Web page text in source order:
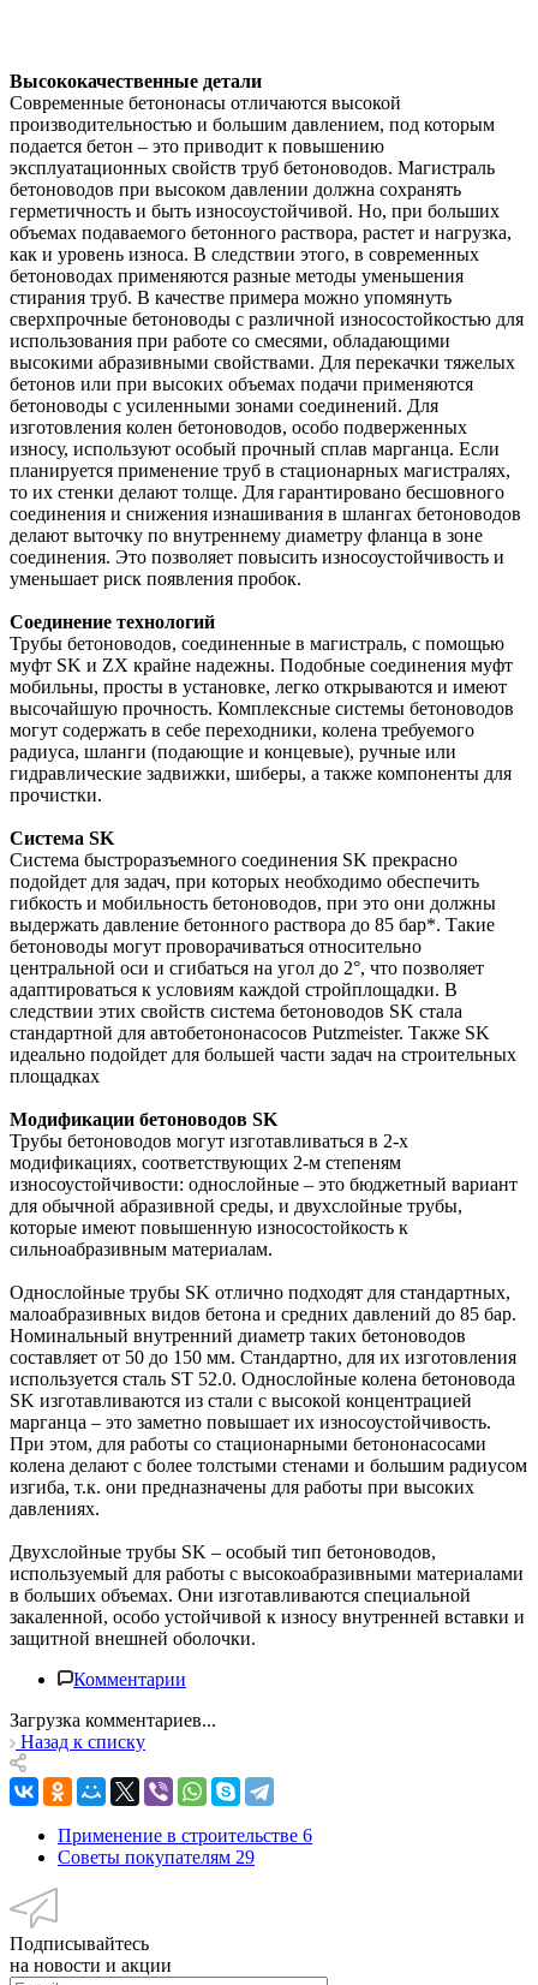
Высококачественные детали
Современные бетононасы отличаются высокой
производительностью и большим давлением, под которым
подается бетон – это приводит к повышению
эксплуатационных свойств труб бетоноводов. Магистраль
бетоноводов при высоком давлении должна сохранять
герметичность и быть износоустойчивой. Но, при больших
объемах подаваемого бетонного раствора, растет и нагрузка,
как и уровень износа. В следствии этого, в современных
бетоноводах применяются разные методы уменьшения
стирания труб. В качестве примера можно упомянуть
сверхпрочные бетоноводы с различной износостойкостью для
использования при работе со смесями, обладающими
высокими абразивными свойствами. Для перекачки тяжелых
бетонов или при высоких объемах подачи применяются
бетоноводы с усиленными зонами соединений. Для
изготовления колен бетоноводов, особо подверженных
износу, используют особый прочный сплав марганца. Если
планируется применение труб в стационарных магистралях,
то их стенки делают толще. Для гарантировано бесшовного
соединения и снижения изнашивания в шлангах бетоноводов
делают выточку по внутреннему диаметру фланца в зоне
соединения. Это позволяет повысить износоустойчивость и
уменьшает риск появления пробок.
Соединение технологий
Трубы бетоноводов, соединенные в магистраль, с помощью
муфт SK и ZX крайне надежны. Подобные соединения муфт
мобильны, просты в установке, легко открываются и имеют
высочайшую прочность. Комплексные системы бетоноводов
могут содержать в себе переходники, колена требуемого
радиуса, шланги (подающие и концевые), ручные или
гидравлические задвижки, шиберы, а также компоненты для
прочистки.
Система SK
Система быстроразъемного соединения SK прекрасно
подойдет для задач, при которых необходимо обеспечить
гибкость и мобильность бетоноводов, при это они должны
выдержать давление бетонного раствора до 85 бар*. Такие
бетоноводы могут проворачиваться относительно
центральной оси и сгибаться на угол до 2°, что позволяет
адаптироваться к условиям каждой стройплощадки. В
следствии этих свойств система бетоноводов SK стала
стандартной для автобетононасосов Putzmeister. Также SK
идеально подойдет для большей части задач на строительных
площадках
Модификации бетоноводов SK
Трубы бетоноводов могут изготавливаться в 2-х
модификациях, соответствующих 2-м степеням
износоустойчивости: однослойные – это бюджетный вариант
для обычной абразивной среды, и двухслойные трубы,
которые имеют повышенную износостойкость к
сильноабразивным материалам.
Однослойные трубы SK отлично подходят для стандартных,
малоабразивных видов бетона и средних давлений до 85 бар.
Номинальный внутренний диаметр таких бетоноводов
составляет от 50 до 150 мм. Стандартно, для их изготовления
используется сталь ST 52.0. Однослойные колена бетоновода
SK изготавливаются из стали с высокой концентрацией
марганца – это заметно повышает их износоустойчивость.
При этом, для работы со стационарными бетононасосами
колена делают с более толстыми стенами и большим радиусом
изгиба, т.к. они предназначены для работы при высоких
давлениях.
Двухслойные трубы SK – особый тип бетоноводов,
используемый для работы с высокоабразивными материалами
в больших объемах. Они изготавливаются специальной
закаленной, особо устойчивой к износу внутренней вставки и
защитной внешней оболочки.
Комментарии
Загрузка комментариев...
Назад к списку
Применение в строительстве 6
Советы покупателям 29
Подписывайтесь
на новости и акции